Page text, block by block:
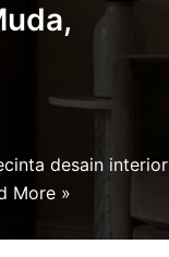
desain interior
More »